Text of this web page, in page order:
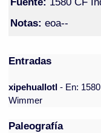
Notas: eoa--
Entradas
xipehuallotl- En:
Wimmer
Paleografía